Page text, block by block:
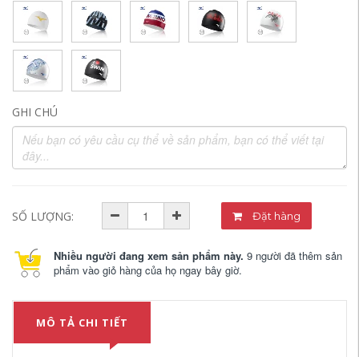
GHI CHÚ
SỐ LƯỢNG: Đặt hàng
Nhiều người đang xem sản phẩm này. 9 người đã thêm sản
phẩm vào giỏ hàng của họ ngay bây giờ.
MÔ TẢ CHI TIẾT